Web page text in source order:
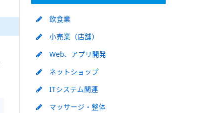
飲食業
小売業（店舗）
Web、アプリ開発
ネットショップ
ITシステム関連
マッサージ・整体